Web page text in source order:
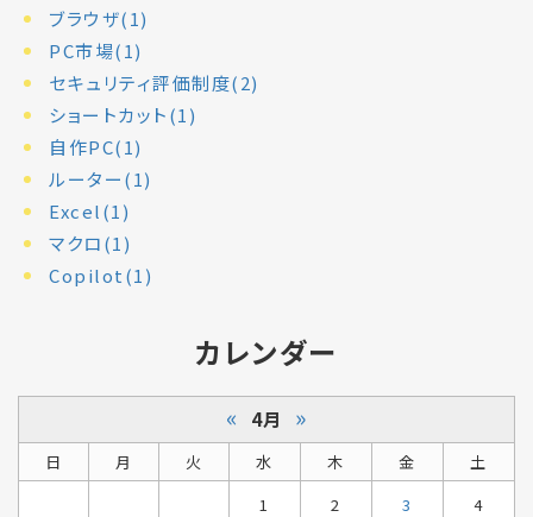
ブラウザ(1)
PC市場(1)
セキュリティ評価制度(2)
ショートカット(1)
自作PC(1)
ルーター(1)
Excel(1)
マクロ(1)
Copilot(1)
カレンダー
« 4月 »
日 月 火 水 木 金
土
1
2 3 4